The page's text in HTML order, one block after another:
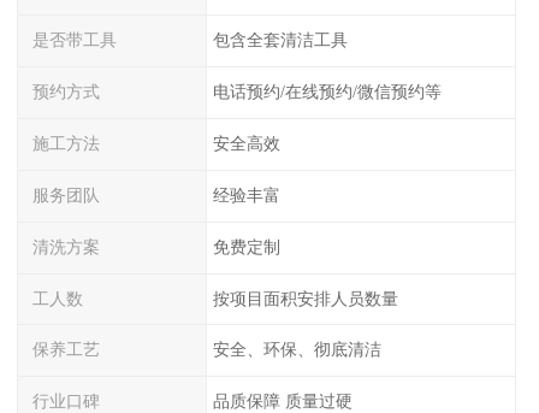
是否带工具 包含全套清洁工具
预约方式 电话预约/在线预约/微信预约等
施工方法 安全高效
服务团队 经验丰富
清洗方案 免费定制
工人数 按项目面积安排人员数量
保养工艺 安全、环保、彻底清洁
行业口碑 品质保障 质量过硬